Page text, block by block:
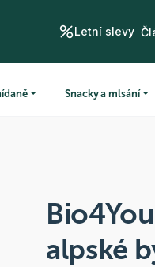
Letní slevy
Snacky a mlsání
alpské